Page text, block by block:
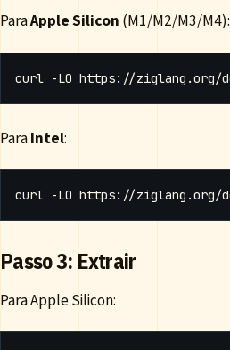
ParaApple Silicon (M1/M2/M3/M4):
ParaIntel:
Passo 3: Extrair
Para Apple Silicon: